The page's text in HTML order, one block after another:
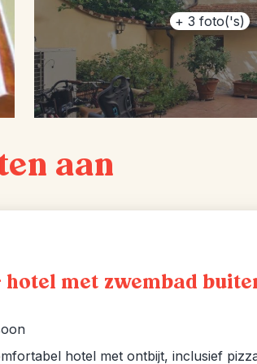
+ 3 foto('s)
aan
met zwembad
hotel met ontbijt, inclusief